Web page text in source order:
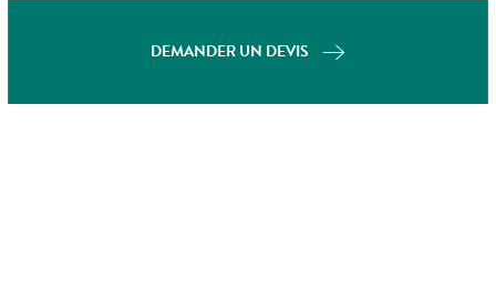
DEMANDER UN DEVIS